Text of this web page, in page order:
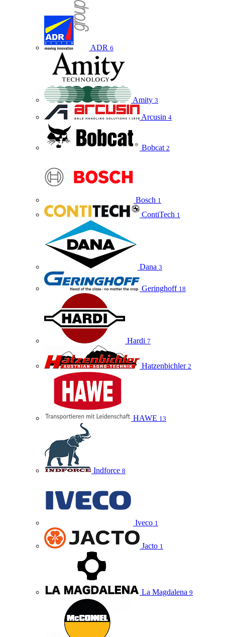
ADR 6
Amity 3
Arcusin 4
Bobcat 2
Bosch 1
ContiTech 1
Dana 3
Geringhoff 18
Hardi 7
Hatzenbichler 2
HAWE 13
Indforce 8
Iveco 1
Jacto 1
La Magdalena 9